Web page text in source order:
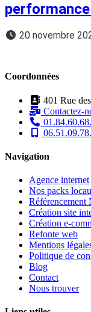
20 novembre
Coordonnées
401 Rue
Contactez-
Navigation
Agence internet
Nos packs
Référencement
Création site
Création e-
Refonte web
Mentions
Politique de
Blog
Contact
Nous trouver